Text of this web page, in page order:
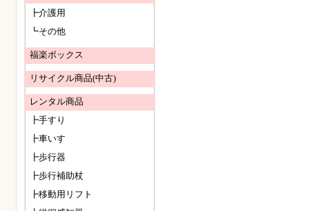
┣介護用
┗その他
福楽ボックス
リサイクル商品(中古)
レンタル商品
┣手すり
┣車いす
┣歩行器
┣歩行補助杖
┣移動用リフト